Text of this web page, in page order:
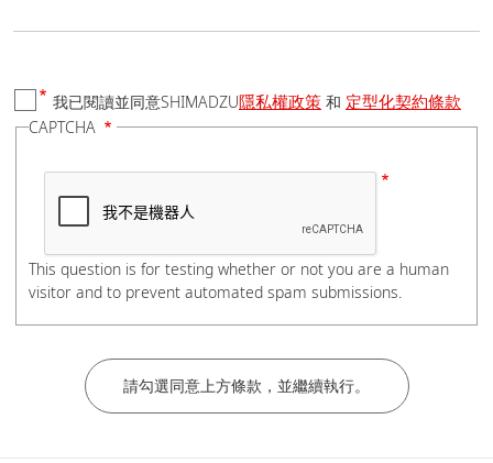
國家/地區
電話號碼
公司/學校名稱
我已閱讀並同意SHIMADZU隱私權政策 和 定型化契約條款
CAPTCHA
This question is for testing whether or not you are a human
visitor and to prevent automated spam submissions.